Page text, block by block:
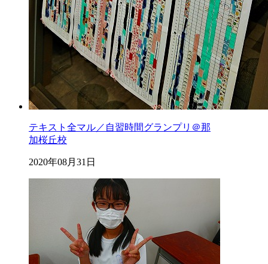
テキスト全マル／自習時間グランプリ＠那
加桜丘校
2020年08月31日